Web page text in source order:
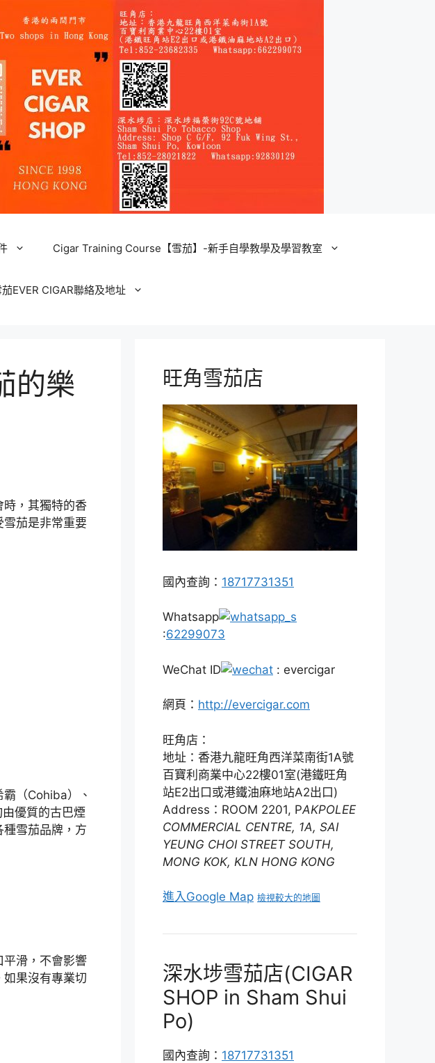
Cigar Training Course【雪茄】-新手自學教學及學習教室
EVER CIGAR聯絡及地址
的樂
，其獨特的香
茄是非常重要
（Cohiba）、
優質的古巴煙
雪茄品牌，方
平滑，不會影響
果沒有專業切
旺角雪茄店
國內查詢： 18717731351
Whatsapp
:62299073
WeChat ID : evercigar
網頁： http://evercigar.com
旺角店：
地址：香港九龍旺角西洋菜南街1A號
百寶利商業中心22樓01室(港鐵旺角
站E2出口或港鐵油麻地站A2出口)
Address：ROOM 2201, PAKPOLEE
COMMERCIAL CENTRE, 1A, SAI
YEUNG CHOI STREET SOUTH,
MONG KOK, KLN HONG KONG
進入Google Map 檢視較大的地圖
深水埗雪茄店(CIGAR
SHOP in Sham Shui
Po)
國內查詢： 18717731351